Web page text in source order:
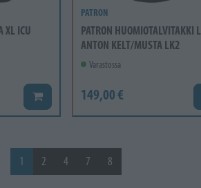
XL ICU
Lisää koriin
PATRON
PATRON HUOMIOTALVITAKKI L
ANTON KELT/MUSTA LK2
Varastossa
149,00 €
1 2 4 7 8